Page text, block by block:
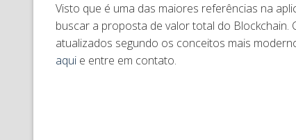
Visto que é uma das maiores referências na
buscar a proposta de valor total do
atualizados segundo os conceitos mais
aqui e entre em contato.